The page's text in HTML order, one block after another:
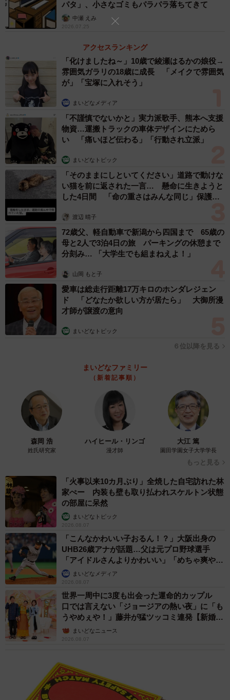
ー住まない家を貸したり売ったりすると、税金はどう変わ
まず、家を賃貸に出す場合、貸している間（持っている
間）は固定資産税がかかり続けます。さらに、家賃収入は
不動産所得として扱われ、所得税や住民税の課税対象にな
ります。
家賃から固定資産税・減価償却費、修繕費などの必要経費
を引いて利益が出る場合、給与所得などと合算して確定申
告が必要です。
次に家を売却する場合、売った後は翌年以降の固定資産税
はかからなくなります。ただし、売却して利益が出た場
合、その利益に対して所得税と住民税がかかります（長期
譲渡所得なら約20％）。
相続した空き地を売る場合、取り壊しをするなど一定の条
件を満たすと、売却利益から最大3,000万円を差し引ける特
別控除が使える場合があります。税負担を大幅に減らせる
制度なので、利用できるか事前に確認しておきたいところ
です。
注意点として、相続した家を相続税の申告期限までに売却
いう有利な制度が使えなくなるケースがあるため、こちら
ー相続した家を放置しないために、どんなことをしておく
と安心ですか？
まずは、相続人できちんと話し合い、どなたが相続するの
に行うことがいいと思います。
◆鈴木雅人さん（すずき・まさと）
「不動産と相続」専門の税理士法人。不動産オーナーや不
動産会社の税務顧問から確定申告、相続税申告、相続対策
まで幅広く支援。豊富な実績を基に他の専門家と連携し、
複雑な不動産・相続の課題をワンストップで解決へ導く。
▽マルイシ税理士法人
パタ」、小さなゴミもパラパラ落ちてきて
中瀬 えみ
2026.07.25
アクセスランキング
「化けましたね～」10歳で綾瀬はるかの娘役→
雰囲気ガラリの18歳に成長 「メイクで雰囲気
が」「宝塚に入れそう」
まいどなメディア
「不謹慎でないかと」実力派歌手、熊本へ支援
物資…運搬トラックの車体デザインにためら
い 「痛いほど伝わる」「行動され立派」
まいどなトピック
「そのままにしといてください」道路で動けな
い猫を前に返された一言… 懸命に生きようと
した4日間 「命の重さはみんな同じ」保護団
渡辺 晴子
72歳父、軽自動車で新潟から四国まで 65歳の
母と2人で3泊4日の旅 パーキングの休憩まで
分刻み… 「大学生でも組まねえよ！」
山岡 もと子
愛車は総走行距離17万キロのホンダレジェン
ド 「どなたか欲しい方が居たら」 大御所漫
才師が譲渡の意向
まいどなトピック
６位以降を見る
まいどなファミリー
（新着記事順）
森岡 浩
姓氏研究家
ハイヒール・リンゴ
漫才師
大江 篤
園田学園女子大学学長
もっと見る
「火事以来10カ月ぶり」全焼した自宅訪れた林
家ぺー 内装も壁も取り払われスケルトン状態
の部屋に呆然
まいどなトピック
2026.08.07
「こんなかわいい子おるん！？」大阪出身の
UHB26歳アナが話題…父は元プロ野球選手
「アイドルさんよりかわいい」「めちゃ爽や
か」まいどなメディア
2026.08.07
世界一周中に3度も出会った運命的カップル
口では言えない「ジョージアの熱い夜」に「も
うやめぇや！」藤井が猛ツッコミ連発【新婚さ
ん】まいどなニュース
2026.08.07